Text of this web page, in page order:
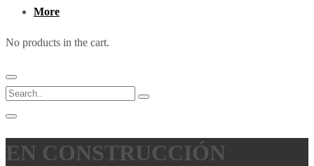
More
No products in the cart.
EN CONSTRUCCIÓN